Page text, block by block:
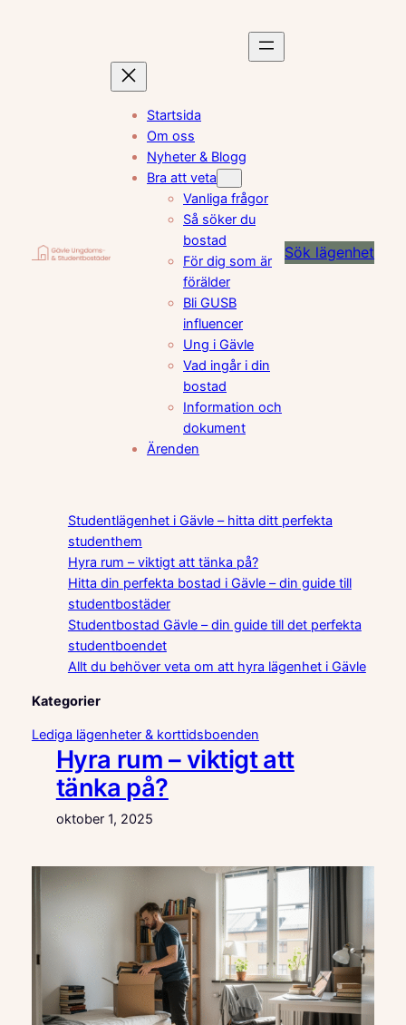
Startsida
Om oss
Nyheter & Blogg
Bra att veta
Vanliga frågor
Så söker du
bostad
För dig som är
förälder
Bli GUSB
influencer
Ung i Gävle
Vad ingår i din
bostad
Information och
dokument
Ärenden
Sök lägenhet
Hyra rum – viktigt att
tänka på?
oktober 1, 2025
Studentlägenhet i Gävle – hitta ditt perfekta
studenthem
Hyra rum – viktigt att tänka på?
Hitta din perfekta bostad i Gävle – din guide till
studentbostäder
Studentbostad Gävle – din guide till det perfekta
studentboendet
Allt du behöver veta om att hyra lägenhet i Gävle
Kategorier
Lediga lägenheter & korttidsboenden